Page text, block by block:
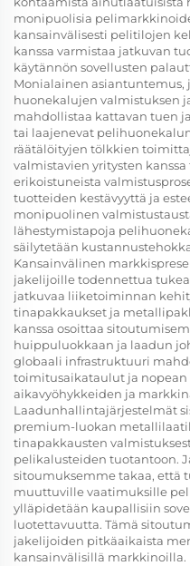
monipuolisia
kansainvälisesti pelitilojen
kanssa varmistaa jatkuvan
käytännön sovellusten
Monialainen asiantuntemus,
huonekalujen valmistuksen
mahdollistaa kattavan tuen
tai laajenevat
räätälöityjen tölkkien
valmistavien yritysten
erikoistuneista
tuotteiden kestävyyttä ja
monipuolinen
lähestymistapoja
säilytetään
Kansainvälinen
jakelijoille todennettua
jatkuvaa liiketoiminnan
tinapakkaukset ja
kanssa osoittaa
huippuluokkaan ja laadun
globaali infrastruktuuri
toimitusaikataulut ja nopean
aikavyöhykkeiden ja
Laadunhallintajärjestelmät
premium-luokan
tinapakkausten
pelikalusteiden tuotantoon.
sitoumuksemme takaa, että
muuttuville vaatimuksille
ylläpidetään kaupallisiin
luotettavuutta. Tämä
jakelijoiden pitkäaikaista
kansainvälisillä markkinoilla.